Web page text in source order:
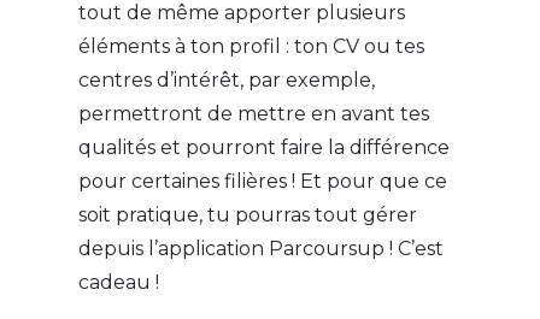
tout de même apporter plusieurs
éléments à ton profil : ton CV ou tes
centres d’intérêt, par exemple,
permettront de mettre en avant tes
qualités et pourront faire la différence
pour certaines filières ! Et pour que ce
soit pratique, tu pourras tout gérer
depuis l’application Parcoursup ! C’est
cadeau !